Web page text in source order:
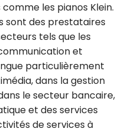
les pianos Klein.
sont des prestataires
tels que les
et
particulièrement
dans la gestion
le secteur bancaire,
et des services
de services à